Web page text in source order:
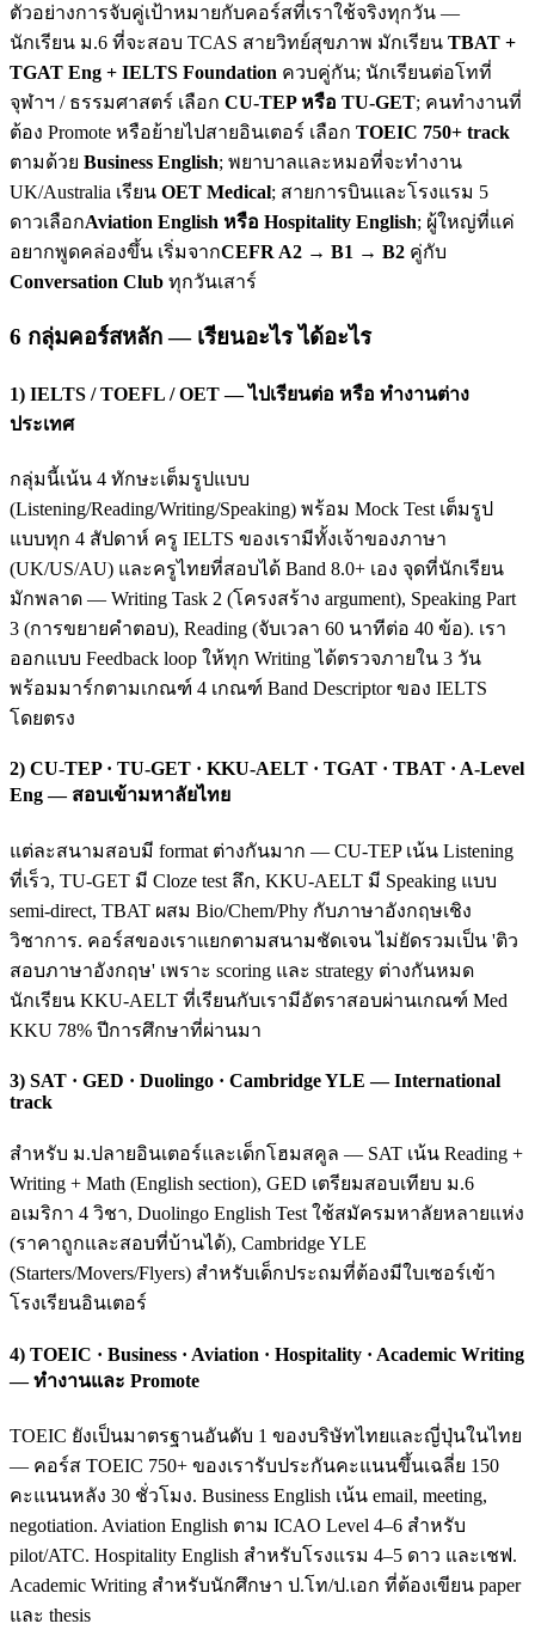
ตัวอย่างการจับคู่เป้าหมายกับคอร์สที่เราใช้จริงทุกวัน —
นักเรียน ม.6 ที่จะสอบ TCAS สายวิทย์สุขภาพ มักเรียน TBAT +
TGAT Eng + IELTS Foundation ควบคู่กัน; นักเรียนต่อโทที่
จุฬาฯ / ธรรมศาสตร์ เลือก CU-TEP หรือ TU-GET; คนทำงานที่
ต้อง Promote หรือย้ายไปสายอินเตอร์ เลือก TOEIC 750+ track
ตามด้วย Business English; พยาบาลและหมอที่จะทำงาน
UK/Australia เรียน OET Medical; สายการบินและโรงแรม 5
ดาวเลือกAviation English หรือ Hospitality English; ผู้ใหญ่ที่แค่
อยากพูดคล่องขึ้น เริ่มจากCEFR A2 → B1 → B2 คู่กับ
Conversation Club ทุกวันเสาร์
6 กลุ่มคอร์สหลัก — เรียนอะไร ได้อะไร
1) IELTS / TOEFL / OET — ไปเรียนต่อ หรือ ทำงานต่าง
ประเทศ
กลุ่มนี้เน้น 4 ทักษะเต็มรูปแบบ
(Listening/Reading/Writing/Speaking) พร้อม Mock Test เต็มรูป
แบบทุก 4 สัปดาห์ ครู IELTS ของเรามีทั้งเจ้าของภาษา
(UK/US/AU) และครูไทยที่สอบได้ Band 8.0+ เอง จุดที่นักเรียน
มักพลาด — Writing Task 2 (โครงสร้าง argument), Speaking Part
3 (การขยายคำตอบ), Reading (จับเวลา 60 นาทีต่อ 40 ข้อ). เรา
ออกแบบ Feedback loop ให้ทุก Writing ได้ตรวจภายใน 3 วัน
พร้อมมาร์กตามเกณฑ์ 4 เกณฑ์ Band Descriptor ของ IELTS
โดยตรง
2) CU-TEP · TU-GET · KKU-AELT · TGAT · TBAT · A-Level
Eng — สอบเข้ามหาลัยไทย
แต่ละสนามสอบมี format ต่างกันมาก — CU-TEP เน้น Listening
ที่เร็ว, TU-GET มี Cloze test ลึก, KKU-AELT มี Speaking แบบ
semi-direct, TBAT ผสม Bio/Chem/Phy กับภาษาอังกฤษเชิง
วิชาการ. คอร์สของเราแยกตามสนามชัดเจน ไม่ยัดรวมเป็น 'ติว
สอบภาษาอังกฤษ' เพราะ scoring และ strategy ต่างกันหมด
นักเรียน KKU-AELT ที่เรียนกับเรามีอัตราสอบผ่านเกณฑ์ Med
KKU 78% ปีการศึกษาที่ผ่านมา
3) SAT · GED · Duolingo · Cambridge YLE — International
track
สำหรับ ม.ปลายอินเตอร์และเด็กโฮมสคูล — SAT เน้น Reading +
Writing + Math (English section), GED เตรียมสอบเทียบ ม.6
อเมริกา 4 วิชา, Duolingo English Test ใช้สมัครมหาลัยหลายแห่ง
(ราคาถูกและสอบที่บ้านได้), Cambridge YLE
(Starters/Movers/Flyers) สำหรับเด็กประถมที่ต้องมีใบเซอร์เข้า
โรงเรียนอินเตอร์
4) TOEIC · Business · Aviation · Hospitality · Academic Writing
— ทำงานและ Promote
TOEIC ยังเป็นมาตรฐานอันดับ 1 ของบริษัทไทยและญี่ปุ่นในไทย
— คอร์ส TOEIC 750+ ของเรารับประกันคะแนนขึ้นเฉลี่ย 150
คะแนนหลัง 30 ชั่วโมง. Business English เน้น email, meeting,
negotiation. Aviation English ตาม ICAO Level 4–6 สำหรับ
pilot/ATC. Hospitality English สำหรับโรงแรม 4–5 ดาว และเชฟ.
Academic Writing สำหรับนักศึกษา ป.โท/ป.เอก ที่ต้องเขียน paper
และ thesis